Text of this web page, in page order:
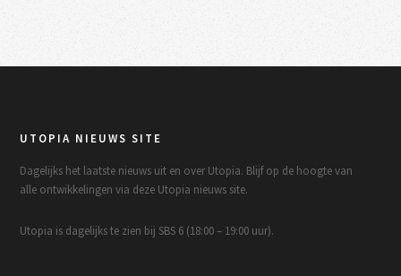
UTOPIA NIEUWS SITE
Dagelijks het laatste nieuws uit en over Utopia. Blijf op de hoogte van
alle ontwikkelingen via deze Utopia nieuws site.
Utopia is dagelijks te zien bij SBS 6 (18:00 – 19:00 uur).